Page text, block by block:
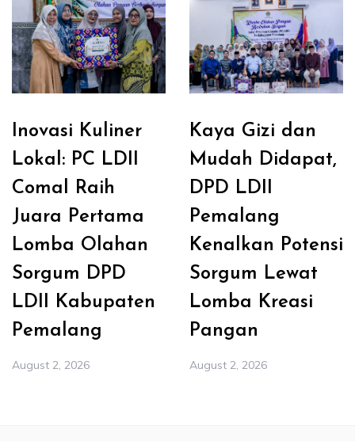
Inovasi Kuliner
Lokal: PC LDII
Comal Raih
Juara Pertama
Lomba Olahan
Sorgum DPD
LDII Kabupaten
Pemalang
August 2, 2026
Kaya Gizi dan
Mudah Didapat,
DPD LDII
Pemalang
Kenalkan Potensi
Sorgum Lewat
Lomba Kreasi
Pangan
August 2, 2026